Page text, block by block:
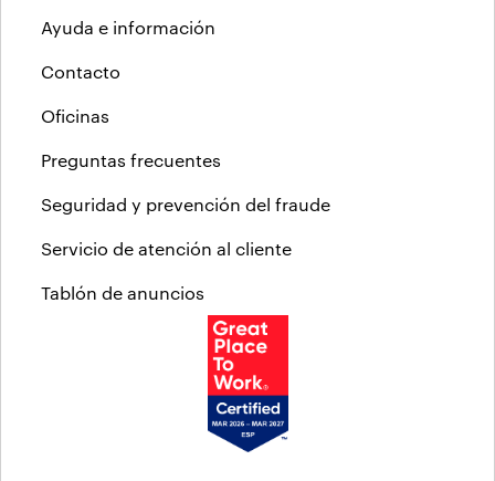
Ayuda e información
Contacto
Oficinas
Preguntas frecuentes
Seguridad y prevención del fraude
Servicio de atención al cliente
Tablón de anuncios